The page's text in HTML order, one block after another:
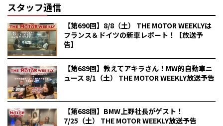
スタッフ通信
【第690回】8/8（土） THE MOTOR WEEKLYは
フランス＆ドイツの新車レポート！【放送予
告】
【第689回】教えてアキラさん！MW的自動車ニ
ュース 8/1（土） THE MOTOR WEEKLY放送予告
【第688回】BMW上野社長がゲスト！
7/25（土） THE MOTOR WEEKLY放送予告